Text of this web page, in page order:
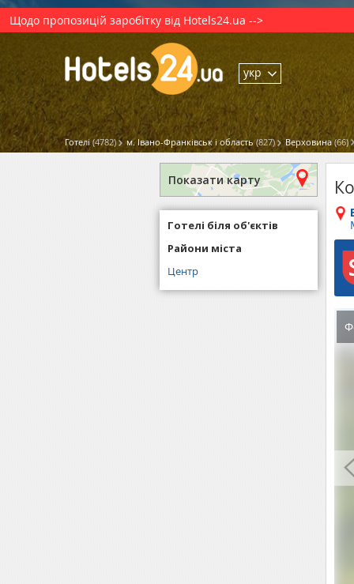
Щодо пропозицій заробітку від Hotels24.ua -->
укр
Готелі (4782) м. Івано-Франківськ і область (827) Верховина (66)
Показати карту
Готелі біля об'єктів
Райони міста
Центр